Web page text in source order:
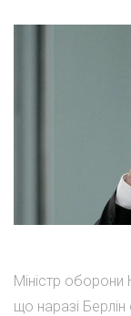
Міністр оборони
що наразі